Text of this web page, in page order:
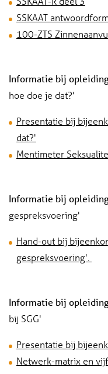
SSKAAT
100-ZTS
Informatie bij
hoe doe je dat?'
Presentatie bij
dat?'
Mentimeter
Informatie bij
gespreksvoering'
Hand-out bij
gespreksvoering'.
Informatie bij
bij SGG'
Presentatie bij
Netwerk-matrix en